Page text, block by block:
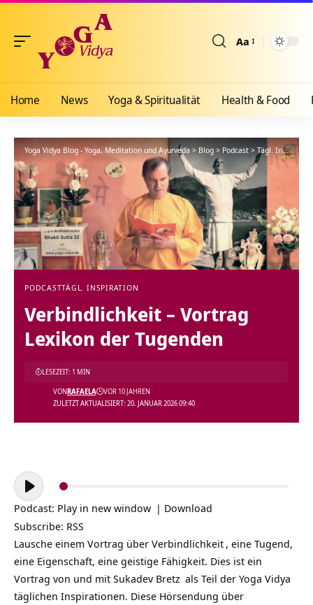
Aa
Home News Yoga & Spiritualität Health & Food
Yoga Vidya Blog - Yoga, Meditation und Ayurveda>Blog > Podcast >Tägl. Inspiration
PODCASTTÄGL. INSPIRATION
Verbindlichkeit – Vortrag
Lexikon der Tugenden
ZULETZT AKTUALISIERT: 20. JANUAR 2026 09:40
VONRAFAELA VOR 10 JAHREN
LESEZEIT: 1 MIN
Audio-
Player
Podcast: Play in new window | Download
Subscribe: RSS
Lausche einem Vortrag über Verbindlichkeit , eine Tugend,
eine Eigenschaft, eine geistige Fähigkeit. Dies ist ein
Vortrag von und mit Sukadev Bretz als Teil der Yoga Vidya
täglichen Inspirationen. Diese Hörsendung über